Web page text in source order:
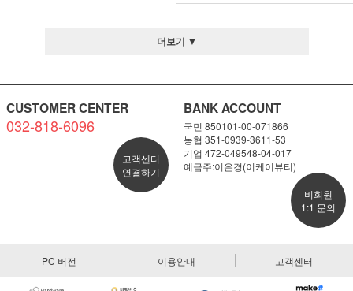
더보기 ▼
CUSTOMER CENTER
032-818-6096
고객센터
연결하기
BANK ACCOUNT
국민 850101-00-071866
농협 351-0939-3611-53
기업 472-049548-04-017
예금주:이은경(이케이뷰티)
비회원
1:1 문의
PC 버전 이용안내 고객센터